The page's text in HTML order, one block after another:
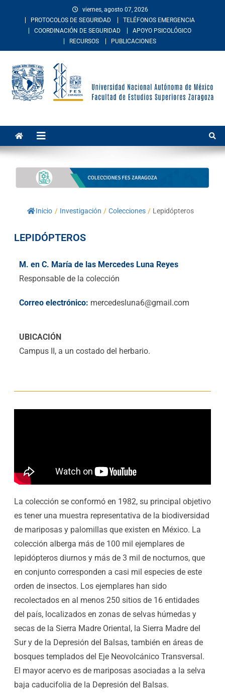
viernes, agosto 07, 2026
PROTOCOLOS DE SEGURIDAD
TELÉFONOS EMERGENCIA
COORDINACIÓN DE SEGURIDAD
APOYO PSICOLÓGICO
RECURSOS
PUBLICACIONES
Superiores Zaragoza
México. Imparte educación en los niveles de licenciatura y posgrado
en las áreas de las ciencias de la salud, sociales, del comportamiento,
Inicio / Investigación / Colecciones / Lepidópteros
LEPIDÓPTEROS
M. en C. María de las Mercedes Luna Reyes
Responsable de la colección
Correo electrónico: mercedesluna6@gmail.com
UBICACIÓN
Campus II, a un costado del herbario.
La colección se conformó en 1982, su principal objetivo
es tener una muestra representativa de la biodiversidad
de mariposas y palomillas que existen en México. La
colección alberga más de 100 mil ejemplares de
lepidópteros diurnos y más de 3 mil de nocturnos, que
en conjunto corresponden a casi mil especies de este
orden de insectos. Los ejemplares han sido
recolectados en al menos 250 sitios de 16 entidades
del país, localizados en zonas de selvas húmedas y
secas de la Sierra Madre Oriental, la Sierra Madre del
Sur y de la Depresión del Balsas, también en áreas de
bosques templados del Eje Neovolcánico Transversal.
El mayor acervo es de mariposas asociadas a la selva
baja caducifolia de la Depresión del Balsas.